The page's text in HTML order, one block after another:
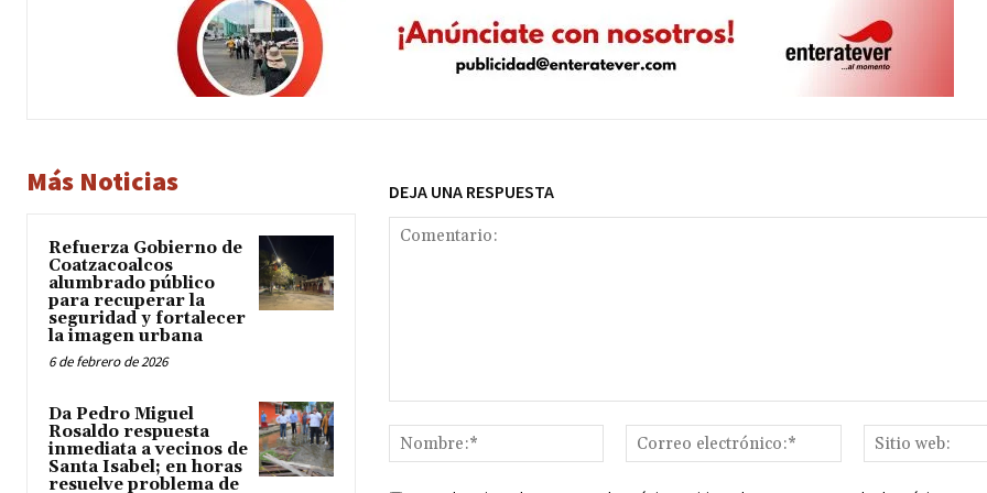
Más Noticias
Refuerza Gobierno de
Coatzacoalcos
alumbrado público
para recuperar la
seguridad y fortalecer
la imagen urbana
6 de febrero de 2026
Da Pedro Miguel
Rosaldo respuesta
inmediata a vecinos de
Santa Isabel; en horas
resuelve problema de
DEJA UNA RESPUESTA
Nombre:*
Correo
electrónico:*